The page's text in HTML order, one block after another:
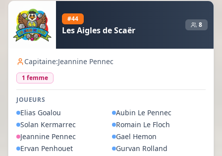
#44
Les Aigles de Scaër
8
Capitaine:Jeannine Pennec
1 femme
JOUEURS
Elias Goalou Aubin Le Pennec
Solan Kermarrec Romain Le Floch
Jeannine Pennec Gael Hemon
Ervan Penhouet Gurvan Rolland